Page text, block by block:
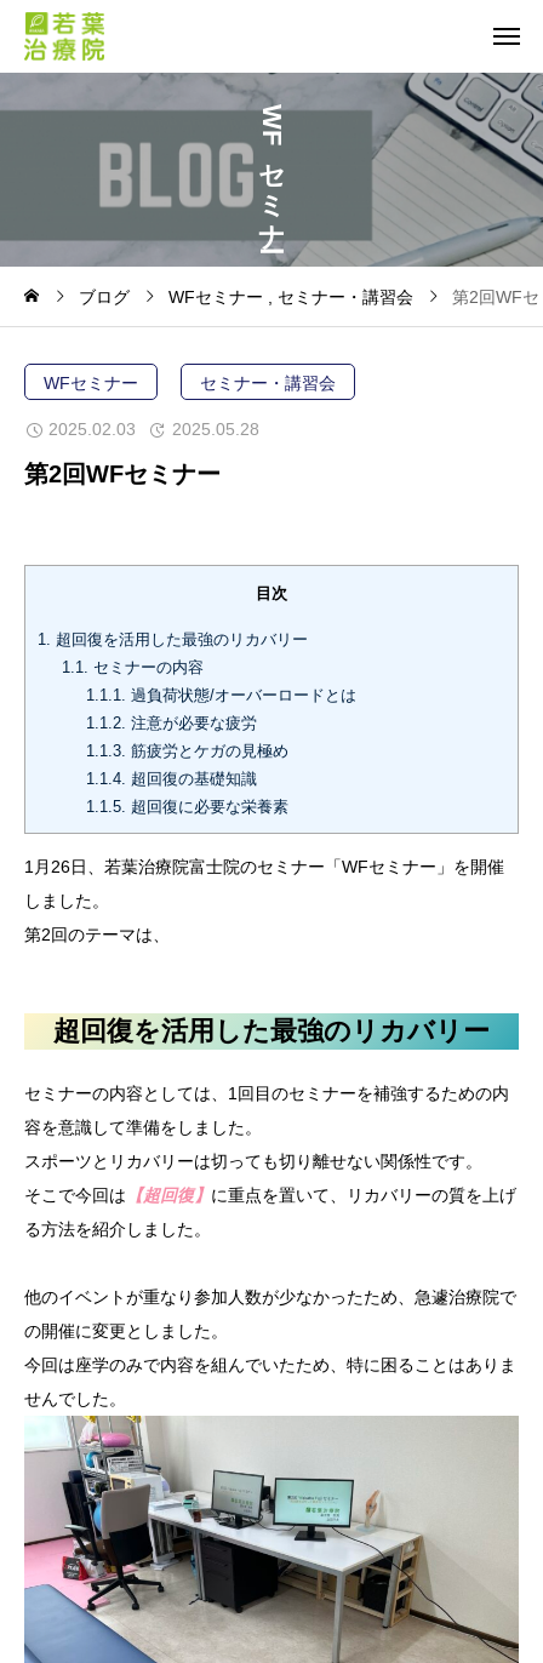
W
F
セ
ミ
ナ
ブログ WFセミナー セミナー・講習会 第2回WF
WFセミナー セミナー・講習会
2025.02.03 2025.05.28
第2回WFセミナー
目次
1. 超回復を活用した最強のリカバリー
1.1. セミナーの内容
1.1.1. 過負荷状態/オーバーロードとは
1.1.2. 注意が必要な疲労
1.1.3. 筋疲労とケガの見極め
1.1.4. 超回復の基礎知識
1.1.5. 超回復に必要な栄養素
1月26日、若葉治療院富士院のセミナー「WFセミナー」を開催
しました。
第2回のテーマは、
超回復を活用した最強のリカバリー
セミナーの内容としては、1回目のセミナーを補強するための内
容を意識して準備をしました。
スポーツとリカバリーは切っても切り離せない関係性です。
そこで今回は 【超回復】 に重点を置いて、リカバリーの質を上げ
る方法を紹介しました。
他のイベントが重なり参加人数が少なかったため、急遽治療院で
の開催に変更としました。
今回は座学のみで内容を組んでいたため、特に困ることはありま
せんでした。